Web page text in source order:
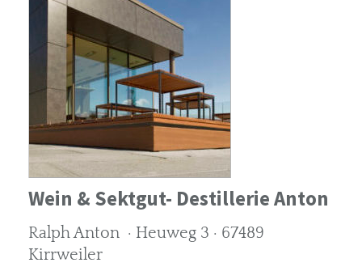
Wein & Sektgut- Destillerie Anton
Ralph Anton · Heuweg 3 · 67489
Kirrweiler